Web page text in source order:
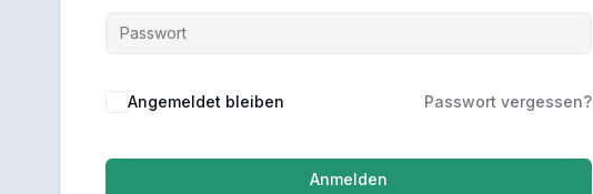
Angemeldet bleiben Passwort vergessen?
Anmelden